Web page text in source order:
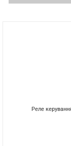
Реле